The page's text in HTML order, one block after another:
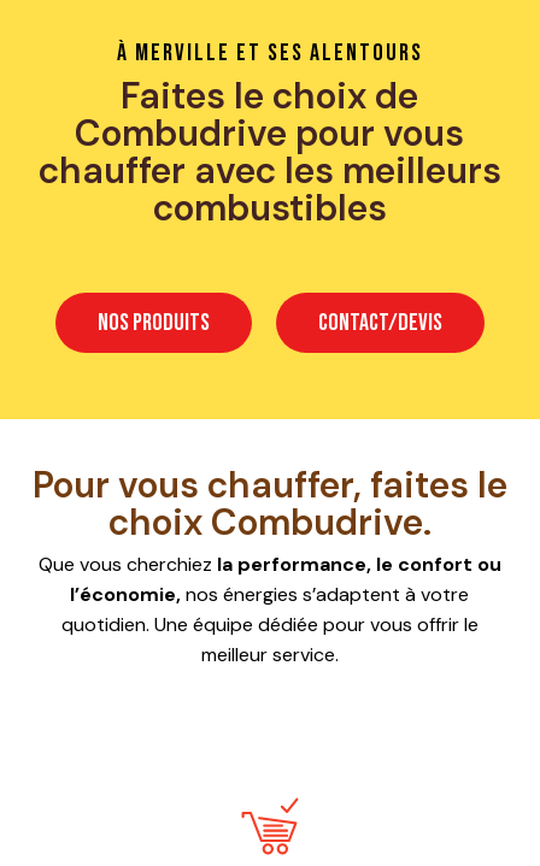
À Merville et ses alentours
Faites le choix de
Combudrive pour vous
chauffer avec les meilleurs
combustibles
NOS PRODUITS CONTACT/DEVIS
Pour vous chauffer, faites le
choix Combudrive.
Que vous cherchiez la performance, le confort ou
l’économie,nos énergies s’adaptent à votre
quotidien. Une équipe dédiée pour vous offrir le
meilleur service.